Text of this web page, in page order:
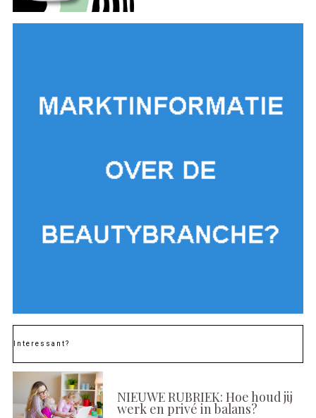
Interessant?
NIEUWE RUBRIEK: Hoe houd jij
werk en privé in balans?